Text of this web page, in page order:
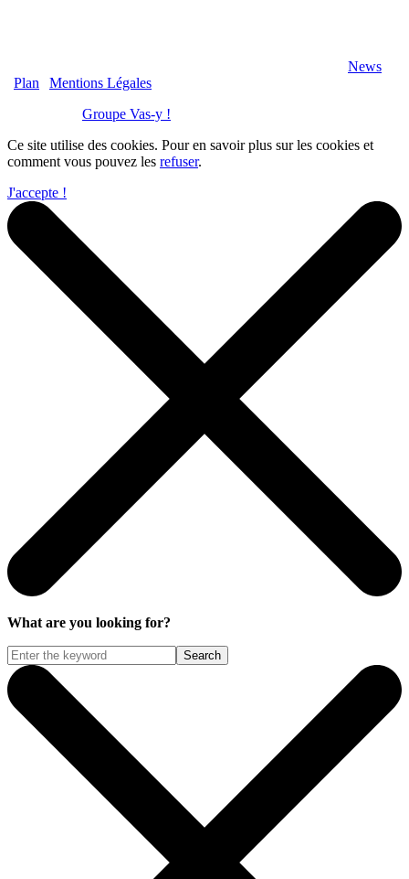
News
Plan
Mentions Légales
Groupe Vas-y !
Ce site utilise des cookies. Pour en savoir plus sur les cookies et
comment vous pouvez les refuser.
J'accepte !
What are you looking for?
Search